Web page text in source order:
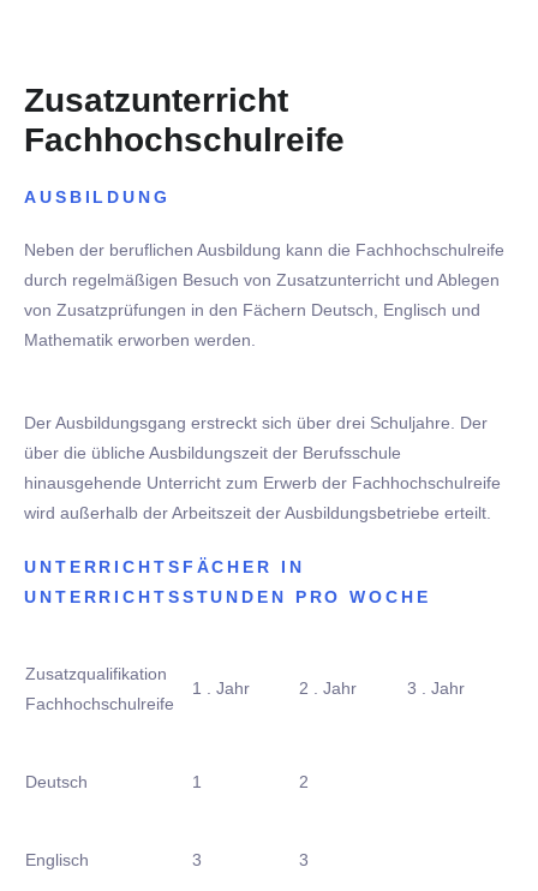
Zusatzunterricht
Fachhochschulreife
AUSBILDUNG
Neben der beruflichen Ausbildung kann die Fachhochschulreife
durch regelmäßigen Besuch von Zusatzunterricht und Ablegen
von Zusatzprüfungen in den Fächern Deutsch, Englisch und
Mathematik erworben werden.
Der Ausbildungsgang erstreckt sich über drei Schuljahre. Der
über die übliche Ausbildungszeit der Berufsschule
hinausgehende Unterricht zum Erwerb der Fachhochschulreife
wird außerhalb der Arbeitszeit der Ausbildungsbetriebe erteilt.
UNTERRICHTSFÄCHER IN
UNTERRICHTSSTUNDEN PRO WOCHE
Zusatzqualifikation
Fachhochschulreife
1 . Jahr 2 . Jahr 3 . Jahr
Deutsch 1 2
Englisch 3 3